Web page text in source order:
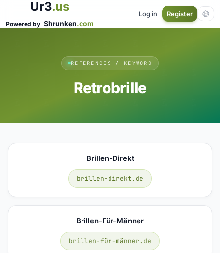
Ur3.us
Powered by Shrunken.com
Log in Register
REFERENCES / KEYWORD
Retrobrille
Brillen-Direkt
brillen-direkt.de
Brillen-Für-Männer
brillen-für-männer.de